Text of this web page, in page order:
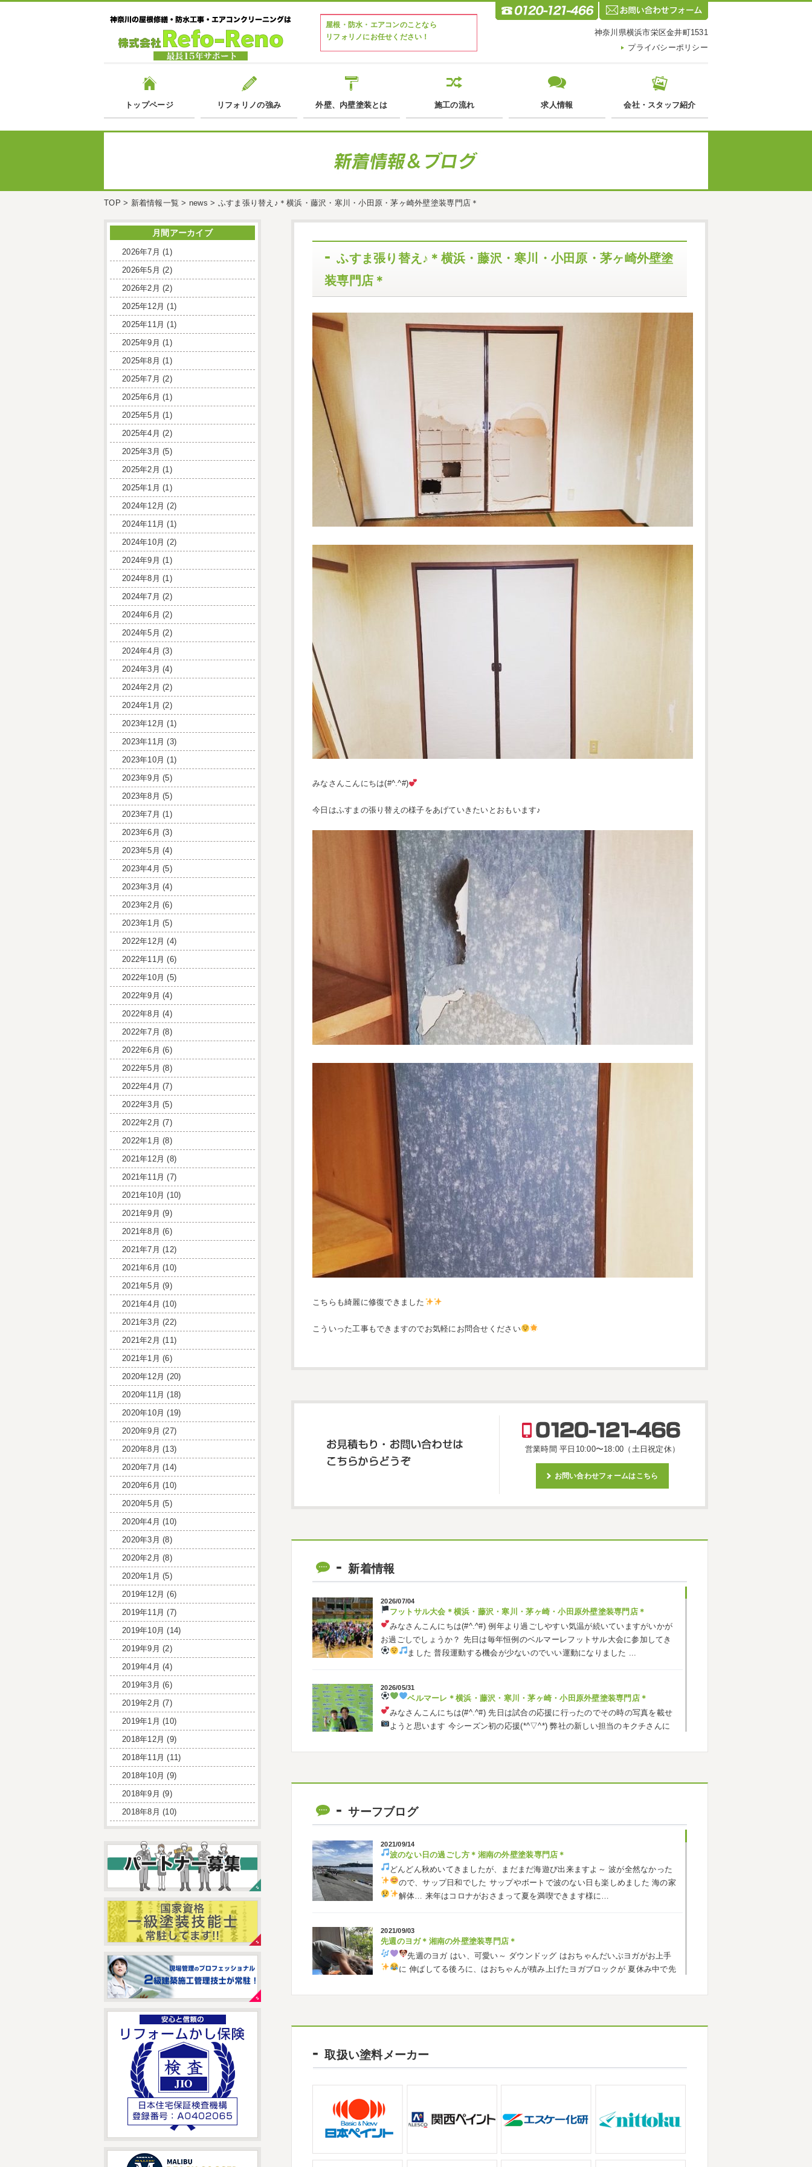
屋根・防水・エアコンのことなら
リフォリノにお任せください！
神奈川県横浜市栄区金井町1531
プライバシーポリシー
トップページ リフォリノの強み 外壁、内壁塗装とは 施工の流れ 求人情報 会社・スタッフ紹介
TOP > 新着情報一覧 > news > ふすま張り替え♪＊横浜・藤沢・寒川・小田原・茅ヶ崎外壁塗装専門店＊
ふすま張り替え♪＊横浜・藤沢・寒川・小田原・茅ヶ崎外壁塗
装専門店＊
みなさんこんにちは(#^.^#)
今日はふすまの張り替えの様子をあげていきたいとおもいます♪
こちらも綺麗に修復できました
こういった工事もできますのでお気軽にお問合せください
営業時間 平日10:00〜18:00（土日祝定休）
お問い合わせフォームはこちら
新着情報
2026/07/04
フットサル大会 ＊横浜・藤沢・寒川・茅ヶ崎・小田原外壁塗装専門店＊
みなさんこんにちは(#^.^#)例年より過ごしやすい気温が続いていますがいかが
お過ごしでしょうか？ 先日は毎年恒例のベルマーレフットサル大会に参加してき
ました 普段運動する機会が少ないのでいい運動になりました ...
2026/05/31
ベルマーレ ＊横浜・藤沢・寒川・茅ヶ崎・小田原外壁塗装専門店＊
みなさんこんにちは(#^.^#)先日は試合の応援に行ったのでその時の写真を載せ
ようと思います 今シーズン初の応援(*^▽^*) 弊社の新しい担当のキクチさんに
自転車＊横浜・藤沢・寒川・茅ヶ崎・小田原外壁塗装専門店＊
公園で自転車の練習に行ってきました
車に興味を示さなかったのですが、お友達の影響で欲しいとお願いされたので ...
2026/02/26
3連休＊横浜・藤沢・寒川・茅ヶ崎・小田原外壁塗装専門店＊
こんにちは♡ 今週は3連休明けからのスタートでしたね!! 皆様連休はいかがお過ご
しでしたでしょうか？ 私は息子のサッカー遠征の応援に御殿場のほうまで行って
2026/02/12
2026初雪＊横浜・藤沢・寒川・小田原・茅ヶ崎外壁塗装専門店＊
ご無沙汰しております少し更新してない間に2026年も1か月半がたとうとして
拝啓 師走の候、ますますご健勝のこととお喜び申し上げます。 平素は格別のご
業日につきまして、下記のとおり休業日とさせていただきます。 皆様には大変 ...
2025/11/18
湘南の虎
＊横浜・藤沢・寒川・茅ヶ崎・小田原外壁塗装専門店＊
ていませんか？今日は湘南ベルマーレの湘南の虎こと島村さんが本社にいら
サーフブログ
2021/09/14
波のない日の過ごし方 ＊湘南の外壁塗装専門店＊
どんどん秋めいてきましたが、まだまだ海遊び出来ますよ～ 波が全然なかった
ので、サップ日和でした サップやボートで波のない日も楽しめました 海の家
解体… 来年はコロナがおさまって夏を満喫できます様に…
2021/09/03
先週のヨガ＊湘南の外壁塗装専門店＊
先週のヨガはい、可愛い～ ダウンドッグ はおちゃんだいぶヨガがお上手
に 伸ばしてる後ろに、はおちゃんが積み上げたヨガブロックが 夏休み中で先
大量発生!!!＊湘南の外壁塗装専門店＊
日曜日はちょっと寒かったです
ていたのですが、次の日に 身体中が痒い!! チンクイが大量発生している ...
2021/08/16
＊湘南の外壁塗装専門店＊
大変ご無沙汰しております 色々仕事が立て込みブログ更新出来ずでした
かわかりますか？ そうです マービスタでヨガからのスタート最高 ...
取扱い塗料メーカー
月間アーカイブ
2026年7月 (1)
2026年5月 (2)
2026年2月 (2)
2025年12月 (1)
2025年11月 (1)
2025年9月 (1)
2025年8月 (1)
2025年7月 (2)
2025年6月 (1)
2025年5月 (1)
2025年4月 (2)
2025年3月 (5)
2025年2月 (1)
2025年1月 (1)
2024年12月 (2)
2024年11月 (1)
2024年10月 (2)
2024年9月 (1)
2024年8月 (1)
2024年7月 (2)
2024年6月 (2)
2024年5月 (2)
2024年4月 (3)
2024年3月 (4)
2024年2月 (2)
2024年1月 (2)
2023年12月 (1)
2023年11月 (3)
2023年10月 (1)
2023年9月 (5)
2023年8月 (5)
2023年7月 (1)
2023年6月 (3)
2023年5月 (4)
2023年4月 (5)
2023年3月 (4)
2023年2月 (6)
2023年1月 (5)
2022年12月 (4)
2022年11月 (6)
2022年10月 (5)
2022年9月 (4)
2022年8月 (4)
2022年7月 (8)
2022年6月 (6)
2022年5月 (8)
2022年4月 (7)
2022年3月 (5)
2022年2月 (7)
2022年1月 (8)
2021年12月 (8)
2021年11月 (7)
2021年10月 (10)
2021年9月 (9)
2021年8月 (6)
2021年7月 (12)
2021年6月 (10)
2021年5月 (9)
2021年4月 (10)
2021年3月 (22)
2021年2月 (11)
2021年1月 (6)
2020年12月 (20)
2020年11月 (18)
2020年10月 (19)
2020年9月 (27)
2020年8月 (13)
2020年7月 (14)
2020年6月 (10)
2020年5月 (5)
2020年4月 (10)
2020年3月 (8)
2020年2月 (8)
2020年1月 (5)
2019年12月 (6)
2019年11月 (7)
2019年10月 (14)
2019年9月 (2)
2019年4月 (4)
2019年3月 (6)
2019年2月 (7)
2019年1月 (10)
2018年12月 (9)
2018年11月 (11)
2018年10月 (9)
2018年9月 (9)
2018年8月 (10)